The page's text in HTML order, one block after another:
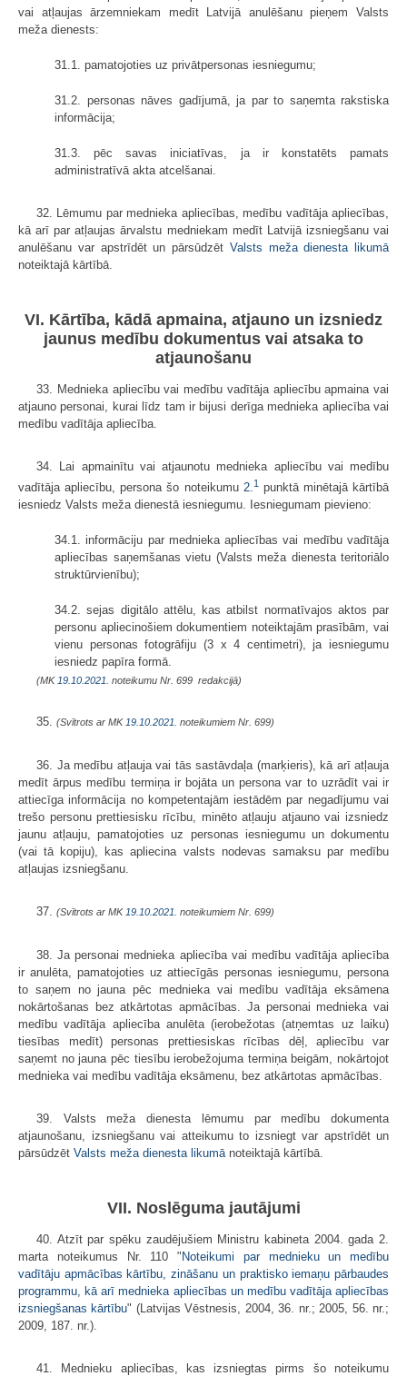
vai atļaujas ārzemniekam medīt Latvijā anulēšanu pieņem Valsts
meža dienests:
31.1. pamatojoties uz privātpersonas iesniegumu;
31.2. personas nāves gadījumā, ja par to saņemta rakstiska
informācija;
31.3. pēc savas iniciatīvas, ja ir konstatēts pamats
administratīvā akta atcelšanai.
32. Lēmumu par mednieka apliecības, medību vadītāja apliecības,
kā arī par atļaujas ārvalstu medniekam medīt Latvijā izsniegšanu vai
anulēšanu var apstrīdēt un pārsūdzēt Valsts meža dienesta likumā
noteiktajā kārtībā.
VI. Kārtība, kādā apmaina, atjauno un izsniedz
jaunus medību dokumentus vai atsaka to
atjaunošanu
33. Mednieka apliecību vai medību vadītāja apliecību apmaina vai
atjauno personai, kurai līdz tam ir bijusi derīga mednieka apliecība vai
medību vadītāja apliecība.
34. Lai apmainītu vai atjaunotu mednieka apliecību vai medību
vadītāja apliecību, persona šo noteikumu 2.1punktā minētajā kārtībā
iesniedz Valsts meža dienestā iesniegumu. Iesniegumam pievieno:
34.1. informāciju par mednieka apliecības vai medību vadītāja
apliecības saņemšanas vietu (Valsts meža dienesta teritoriālo
struktūrvienību);
34.2. sejas digitālo attēlu, kas atbilst normatīvajos aktos par
personu apliecinošiem dokumentiem noteiktajām prasībām, vai
vienu personas fotogrāfiju (3 x 4 centimetri), ja iesniegumu
iesniedz papīra formā.
(MK 19.10.2021. noteikumu Nr. 699 redakcijā)
35. (Svītrots ar MK 19.10.2021. noteikumiem Nr. 699)
36. Ja medību atļauja vai tās sastāvdaļa (marķieris), kā arī atļauja
medīt ārpus medību termiņa ir bojāta un persona var to uzrādīt vai ir
attiecīga informācija no kompetentajām iestādēm par negadījumu vai
trešo personu prettiesisku rīcību, minēto atļauju atjauno vai izsniedz
jaunu atļauju, pamatojoties uz personas iesniegumu un dokumentu
(vai tā kopiju), kas apliecina valsts nodevas samaksu par medību
atļaujas izsniegšanu.
37. (Svītrots ar MK 19.10.2021. noteikumiem Nr. 699)
38. Ja personai mednieka apliecība vai medību vadītāja apliecība
ir anulēta, pamatojoties uz attiecīgās personas iesniegumu, persona
to saņem no jauna pēc mednieka vai medību vadītāja eksāmena
nokārtošanas bez atkārtotas apmācības. Ja personai mednieka vai
medību vadītāja apliecība anulēta (ierobežotas (atņemtas uz laiku)
tiesības medīt) personas prettiesiskas rīcības dēļ, apliecību var
saņemt no jauna pēc tiesību ierobežojuma termiņa beigām, nokārtojot
mednieka vai medību vadītāja eksāmenu, bez atkārtotas apmācības.
39. Valsts meža dienesta lēmumu par medību dokumenta
atjaunošanu, izsniegšanu vai atteikumu to izsniegt var apstrīdēt un
pārsūdzēt Valsts meža dienesta likumānoteiktajā kārtībā.
VII. Noslēguma jautājumi
40. Atzīt par spēku zaudējušiem Ministru kabineta 2004. gada 2.
marta noteikumus Nr. 110 " Noteikumi par mednieku un medību
vadītāju apmācības kārtību, zināšanu un praktisko iemaņu pārbaudes
programmu, kā arī mednieka apliecības un medību vadītāja apliecības
izsniegšanas kārtību" (Latvijas Vēstnesis, 2004, 36. nr.; 2005, 56. nr.;
2009, 187. nr.).
41. Mednieku apliecības, kas izsniegtas pirms šo noteikumu